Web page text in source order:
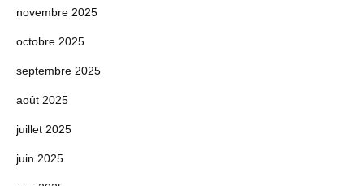
novembre 2025
octobre 2025
septembre 2025
août 2025
juillet 2025
juin 2025